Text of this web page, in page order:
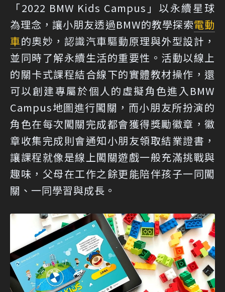
「2022 BMW Kids Campus」以永續星球
為理念，讓小朋友透過BMW的教學探索電動
車的奧妙，認識汽車驅動原理與外型設計，
並同時了解永續生活的重要性。活動以線上
的關卡式課程結合線下的實體教材操作，還
可以創建專屬於個人的虛擬角色進入BMW
Campus地圖進行闖關，而小朋友所扮演的
角色在每次闖關完成都會獲得獎勵徽章，徽
章收集完成則會通知小朋友領取結業證書，
讓課程就像是線上闖關遊戲一般充滿挑戰與
趣味，父母在工作之餘更能陪伴孩子一同闖
關、一同學習與成長。